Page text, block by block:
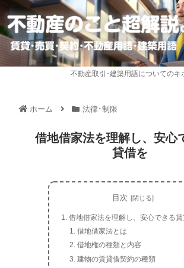
不動産取引･建築用語についてのキ
ホーム 法律･制限
借地借家法を理解し、安心
貸借を
目次
借地借家法を理解し、安心できる賃
借地借家法とは
借地権の種類と内容
建物の賃貸借契約の種類